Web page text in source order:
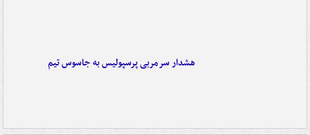
هشدار سرمربی پرسپولیس به جاسوس تیم